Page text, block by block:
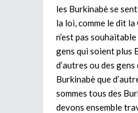
les Burkinabè se
la loi, comme le dit
n’est pas souhaitable
gens qui soient plus
d’autres ou des
Burkinabè que
sommes tous des
devons ensemble